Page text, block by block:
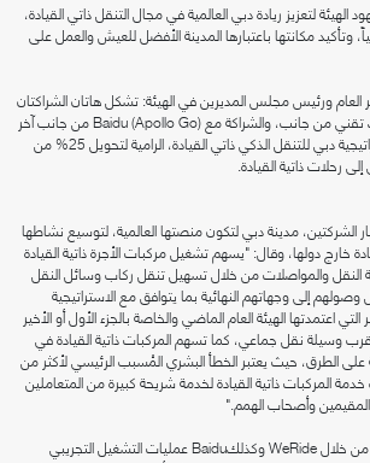
الهيئة لتعزيز ريادة دبي العالمية في مجال التنقل ذاتي القيادة،
وتأكيد مكانتها باعتبارها المدينة الأفضل للعيش والعمل على
العام ورئيس مجلس المديرين في الهيئة: تشكل هاتان الشراكتان
مع Uberو WeRide كشريك تقني من جانب، والشراكة مع Baidu (Apollo Go) من جانب آخر
خطوة مهمة في تحقيق استراتيجية دبي للتنقل الذكي ذاتي القيادة، الرامية لتحويل 25% من
رحلات ذاتية القيادة.
الشركتين، مدينة دبي لتكون منصتها العالمية، لتوسيع نشاطها
خارج دولها، وقال: "يسهم تشغيل مركبات الأجرة ذاتية القيادة
النقل والمواصلات من خلال تسهيل تنقل ركاب وسائل النقل
إلى وجهاتهم النهائية بما يتوافق مع الاستراتيجية
اعتمدتها الهيئة العام الماضي والخاصة بالجزء الأول أو الأخير
وسيلة نقل جماعي، كما تسهم المركبات ذاتية القيادة في
الطرق، حيث يعتبر الخطأ البشري المُسبب الرئيسي لأكثر من
المركبات ذاتية القيادة لخدمة شريحة كبيرة من المتعاملين
وأصحاب الهمم."
وأوضح معاليه: "ستبدأ Uber من خلال WeRide وكذلكBaidu عمليات التشغيل التجريبي